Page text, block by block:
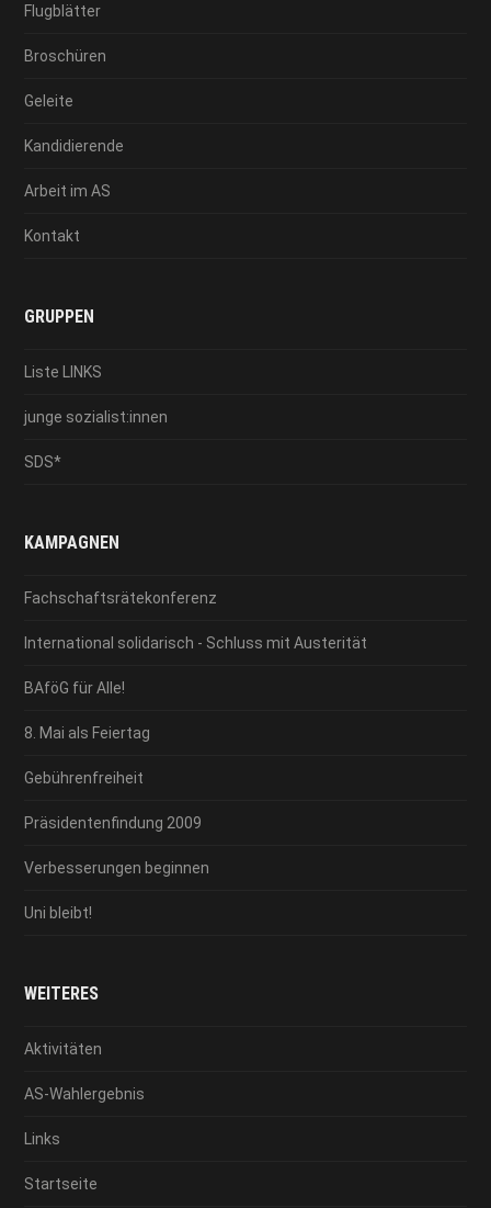
Flugblätter
Broschüren
Geleite
Kandidierende
Arbeit im AS
Kontakt
GRUPPEN
Liste LINKS
junge sozialist:innen
SDS*
KAMPAGNEN
Fachschaftsrätekonferenz
International solidarisch - Schluss mit Austerität
BAföG für Alle!
8. Mai als Feiertag
Gebührenfreiheit
Präsidentenfindung 2009
Verbesserungen beginnen
Uni bleibt!
WEITERES
Aktivitäten
AS-Wahlergebnis
Links
Startseite